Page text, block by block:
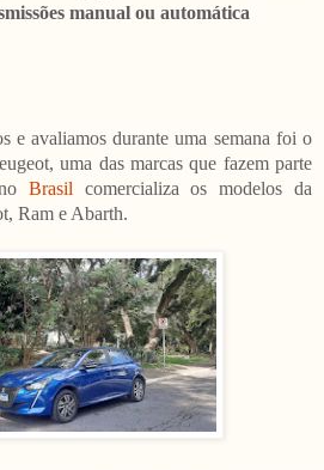
manual ou automática
e avaliamos durante uma semana foi o
uma das marcas que fazem parte
Brasil comercializa os modelos da
Ram e Abarth.